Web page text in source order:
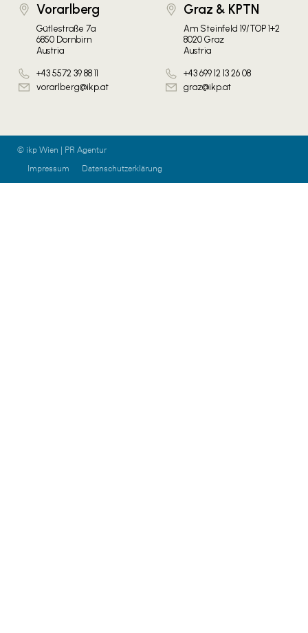
Vorarlberg
Gütlestraße 7a
6850 Dornbirn
Austria
+43 5572 39 88 11
vorarlberg@ikp.at
Graz & KPTN
Am Steinfeld 19/TOP 1+2
8020 Graz
Austria
+43 699 12 13 26 08
graz@ikp.at
© ikp Wien | PR Agentur
Impressum
Datenschutzerklärung